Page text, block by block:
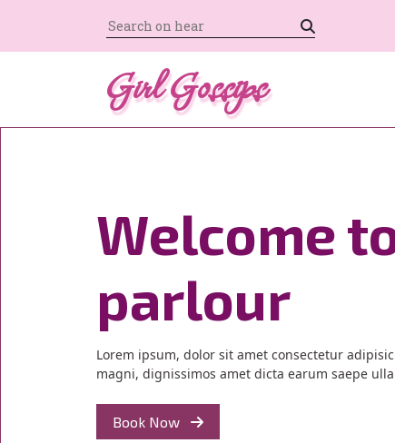
Girl Gossips
Welcome
parlour
Lorem ipsum, dolor sit amet consectetur
magni, dignissimos amet dicta earum saepe
Book Now
Previous